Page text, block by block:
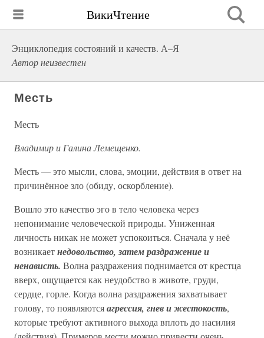
ВикиЧтение
Энциклопедия состояний и качеств. А–Я
Автор неизвестен
Месть
Месть
Владимир и Галина Лемещенко.
Месть — это мысли, слова, эмоции, действия в ответ на
причинённое зло (обиду, оскорбление).
Вошло это качество эго в тело человека через
непонимание человеческой природы. Униженная
личность никак не может успокоиться. Сначала у неё
возникаетнедовольство, затем раздражение и
ненависть. Волна раздражения поднимается от крестца
вверх, ощущается как неудобство в животе, груди,
сердце, горле. Когда волна раздражения захватывает
голову, то появляютсяагрессия, гнев и жестокость,
которые требуют активного выхода вплоть до насилия